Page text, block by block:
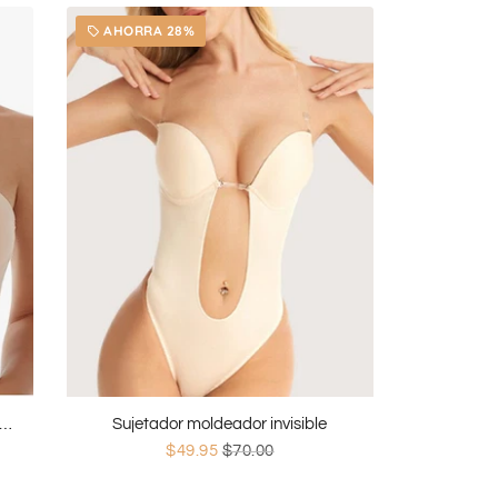
up invisible sin tirantes
local_offer AHORRA 28%
Sujetador moldeador invisible
$49.95 $70.00